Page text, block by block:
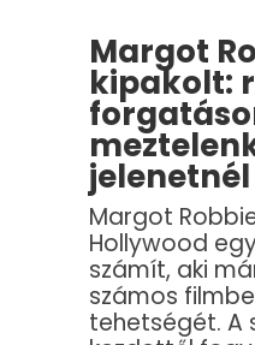
Margot
kipakolt:
jelenetnél
Margot
Hollywood
számít, aki
számos
tehetségét. A